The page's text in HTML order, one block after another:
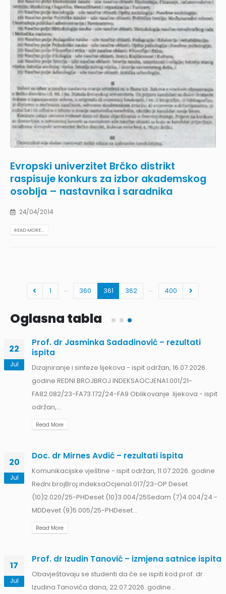
Evropski univerzitet Brčko distrikt
raspisuje konkurs za izbor akademskog
osoblja – nastavnika i saradnika
24/04/2014
READ MORE...
1 … 360 361 362 … 400
Oglasna tabla
22
Jul
Prof. dr Jasminka Sadadinović – rezultati
ispita
Dizajniranje i sinteze lijekova - ispit održan, 16.07.2026.
godine REDNI BROJBROJ INDEKSAOCJENA1.001/21-
FA82.082/23-FA73.172/24-FA9 Oblikovanje lijekova - ispit
održan,...
Read More
20
Jul
Doc. dr Mirnes Avdić – rezultati ispita
Komunikacijske vještine - ispit održan, 11.07.2026. godine
Redni brojBroj indeksaOcjena1.017/23-OP Deset
(10)2.020/25-PHDeset (10)3.004/25Sedam (7)4.004/24 -
MDDevet (9)5.005/25-PHDeset...
Read More
17
Jul
Prof. dr Izudin Tanović – izmjena satnice ispita
Obavještavaju se studenti da će se ispiti kod prof. dr
Izudina Tanovića dana, 22.07.2026. godine...